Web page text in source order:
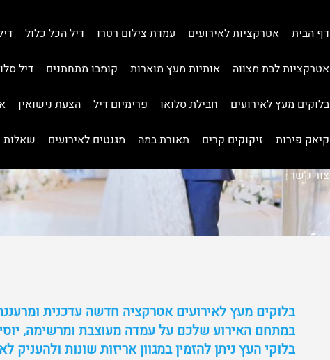
בלוקים מעץ לאירועים אטרקציה חדשה עדכנית
במתחם האירוע שלכם על עמדה מעוצבת ומרשימה,
בלוקי העץ ניתן להזמין במגוון אריזות שונות
דף הבית אטרקציות לאירועים עמדת צילום רטרו דיל הכל כלול
אטרקציות לבת מצווה אותיות מעץ מוארות קומבו מתחתנים דיל
בלוקים מעץ לאירועים חבילת סלואו פרימיום דיל הצעת נישואין
קיאק פירות זיקוקים קרים תאורת במה מגנטים לאירועים שאלות
צור קשר